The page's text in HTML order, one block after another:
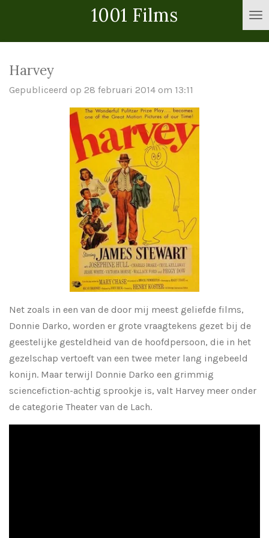
hoofdinhoud
1001 Films
Harvey
Gepubliceerd op 28 februari 2014 om 13:11
Net zoals in een van de door mij meest geliefde films,
Donnie Darko, worden er grote vraagtekens gezet bij de
geestelijke gesteldheid van de hoofdpersoon, die in het
gezelschap vertoeft van een twee meter lang ingebeeld
konijn. Maar terwijl Donnie Darko een grimmig
sciencefiction-achtig sprookje is, valt Harvey meer onder
de categorie Theater van de Lach.